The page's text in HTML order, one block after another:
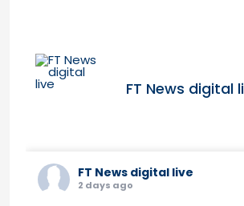
FT News digital
FT News digital live
2 days ago